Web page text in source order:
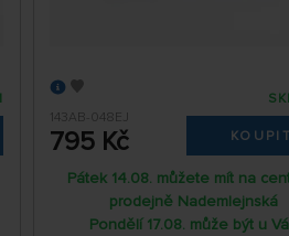
143AB-048EJ
795 Kč KOUPIT
Pátek 14.08. můžete mít na
prodejně Nademlejnská
Pondělí 17.08. může být u